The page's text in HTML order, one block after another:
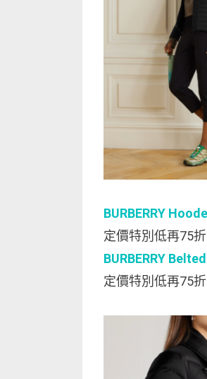
BURBERRY
定價特別低再75
BURBERRY
定價特別低再75